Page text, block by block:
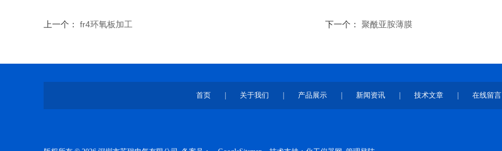
上一个： fr4环氧板加工 下一个： 聚酰亚胺薄膜
首页 关于我们 产品展示 新闻资讯 技术文章 在线留言